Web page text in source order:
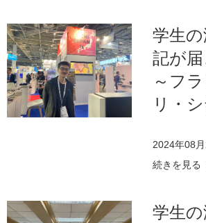
学生
記が
～フ
リ・
2024年08月
続きを見る
学生